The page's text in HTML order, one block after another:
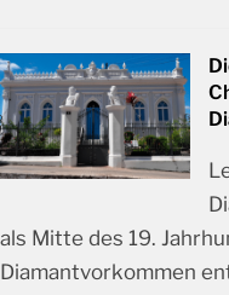
als Mitte des 19.
Diamantvorkommen